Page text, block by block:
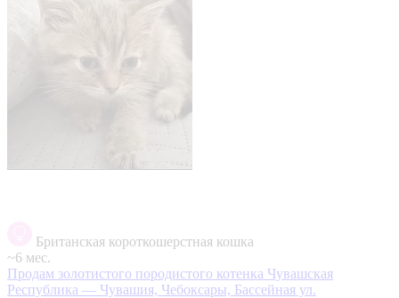
Британская короткошерстная кошка
~6 мес.
Продам золотистого породистого котенка Чувашская
Республика — Чувашия, Чебоксары, Бассейная ул.